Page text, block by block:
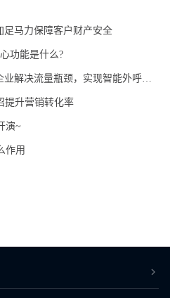
足马力保障客户财产安全
功能是什么?
提升营销转化率
演~
作用